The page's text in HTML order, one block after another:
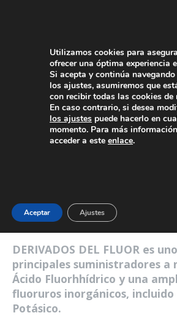
PRODUCTOS
DERIVADOS DEL FLUOR es
principales suministradores a
Ácido Fluorhhídrico y una
fluoruros inorgánicos,
Potásico.
Utilizamos cookies para
ofrecer una óptima experiencia
Si acepta y continúa
los ajustes, asumiremos que
con recibir todas las cookies de
En caso contrario, si desea
los ajustes puede hacerlo en
momento. Para más
acceder a este enlace.
Aceptar Ajustes